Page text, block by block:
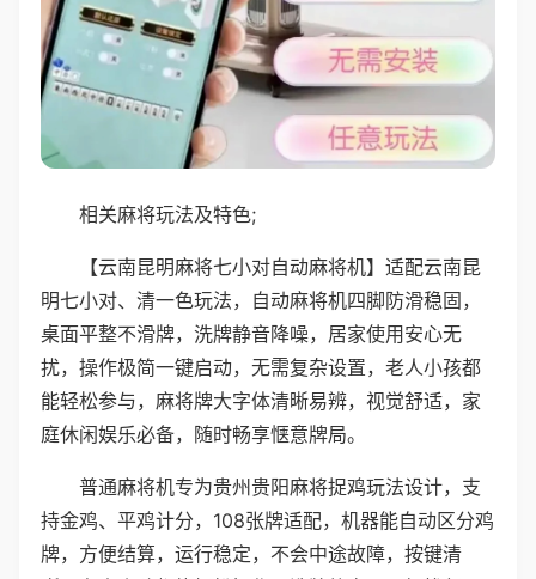
相关麻将玩法及特色;
【云南昆明麻将七小对自动麻将机】适配云南昆
明七小对、清一色玩法，自动麻将机四脚防滑稳固，
桌面平整不滑牌，洗牌静音降噪，居家使用安心无
扰，操作极简一键启动，无需复杂设置，老人小孩都
能轻松参与，麻将牌大字体清晰易辨，视觉舒适，家
庭休闲娱乐必备，随时畅享惬意牌局。
普通麻将机专为贵州贵阳麻将捉鸡玩法设计，支
持金鸡、平鸡计分，108张牌适配，机器能自动区分鸡
牌，方便结算，运行稳定，不会中途故障，按键清